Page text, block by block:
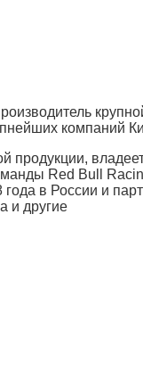
компаний
продукции,
Red Bull
в России и
и другие